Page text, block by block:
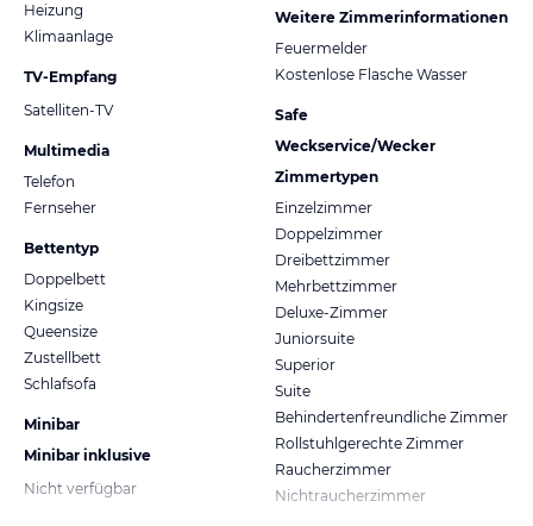
Heizung
Klimaanlage
TV-Empfang
Satelliten-TV
Multimedia
Telefon
Fernseher
Bettentyp
Doppelbett
Kingsize
Queensize
Zustellbett
Schlafsofa
Minibar
Minibar inklusive
Nicht verfügbar
Weitere Zimmerinformationen
Feuermelder
Kostenlose Flasche Wasser
Safe
Weckservice/Wecker
Zimmertypen
Einzelzimmer
Doppelzimmer
Dreibettzimmer
Mehrbettzimmer
Deluxe-Zimmer
Juniorsuite
Superior
Suite
Behindertenfreundliche Zimmer
Rollstuhlgerechte Zimmer
Raucherzimmer
Nichtraucherzimmer